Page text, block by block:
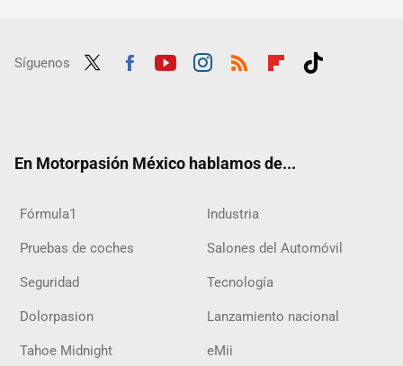
Síguenos
En Motorpasión México hablamos de...
Fórmula1 Industria
Pruebas de coches Salones del Automóvil
Seguridad Tecnología
Dolorpasion Lanzamiento nacional
Tahoe Midnight eMii